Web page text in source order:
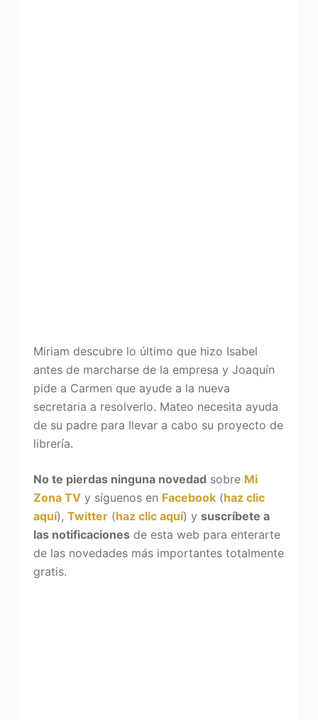
Miriam descubre lo último que hizo Isabel
antes de marcharse de la empresa y Joaquín
pide a Carmen que ayude a la nueva
secretaria a resolverlo. Mateo necesita ayuda
de su padre para llevar a cabo su proyecto de
librería.
No te pierdas ninguna novedad sobre Mi
Zona TVy síguenos en Facebook(haz clic
aquí), Twitter(haz clic aquí) y suscríbete a
las notificacionesde esta web para enterarte
de las novedades más importantes totalmente
gratis.